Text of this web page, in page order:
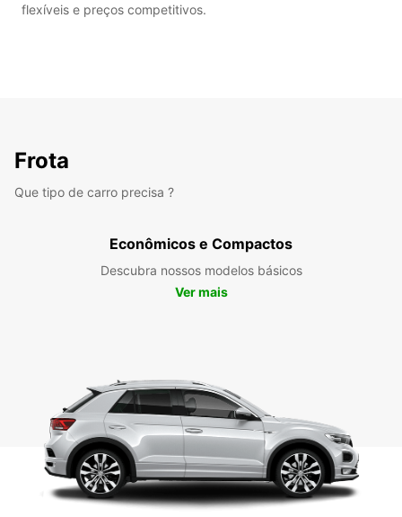
flexíveis e preços competitivos.
Frota
Que tipo de carro precisa ?
Econômicos e Compactos
Descubra nossos modelos básicos
Ver mais